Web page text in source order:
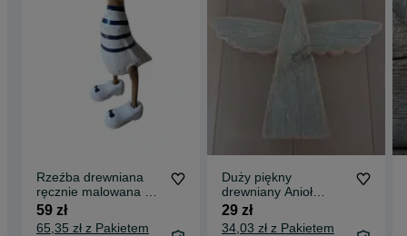
Rzeźba drewniana
ręcznie malowana 27
cm kaczka w
kapeluszu
59 zł
65,35 zł z Pakietem
Duży piękny
drewniany Anioł
idealna dekoracje do
domu czy ogrodu
29 zł
34,03 zł z Pakietem